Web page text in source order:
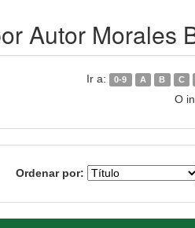
Autor Morales
Ir a: 0-9 A B C
O
Ordenar por: